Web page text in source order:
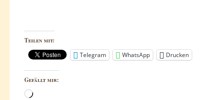
Teilen mit:
Telegram
WhatsApp Drucken
Gefällt mir:
Wird